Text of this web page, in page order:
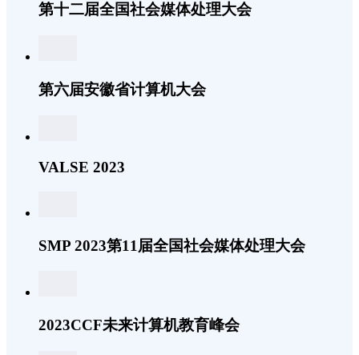
第十二届全国社会媒体处理大会
第六届安徽省计算机大会
VALSE 2023
SMP 2023第11届全国社会媒体处理大会
2023CCF未来计算机教育峰会